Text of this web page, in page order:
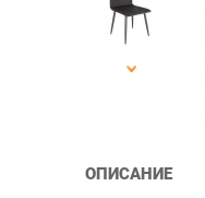
ОПИСАНИЕ